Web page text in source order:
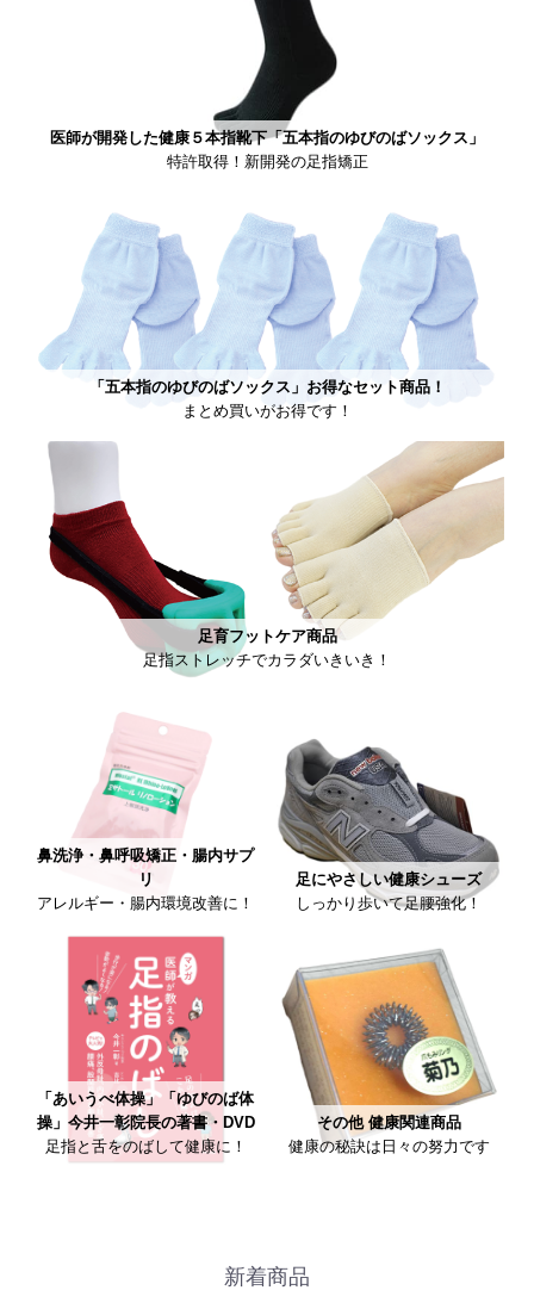
医師が開発した健康５本指靴下「五本指のゆびのばソックス」
特許取得！新開発の足指矯正
「五本指のゆびのばソックス」お得なセット商品！
まとめ買いがお得です！
足育フットケア商品
足指ストレッチでカラダいきいき！
鼻洗浄・鼻呼吸矯正・腸内サプ
リ
アレルギー・腸内環境改善に！
足にやさしい健康シューズ
しっかり歩いて足腰強化！
「あいうべ体操」「ゆびのば体
操」今井一彰院長の著書・DVD
足指と舌をのばして健康に！
その他 健康関連商品
健康の秘訣は日々の努力です
新着商品